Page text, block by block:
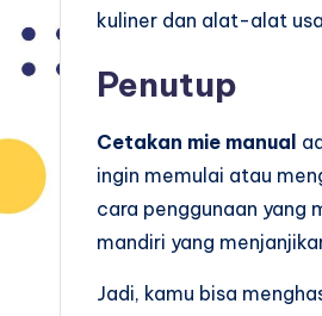
kuliner dan alat-alat
Penutup
Cetakan mie manual
ingin memulai atau
cara penggunaan yang
mandiri yang
Jadi, kamu bisa